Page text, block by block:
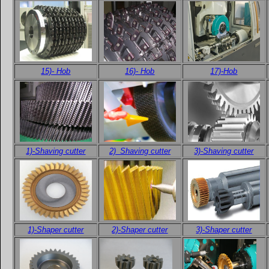
15)- Hob 16)- Hob 17)-Hob
1)-Shaving cutter 2)_Shaving cutter 3)-Shaving cutter
1)-Shaper cutter 2)-Shaper cutter 3)-Shaper cutter